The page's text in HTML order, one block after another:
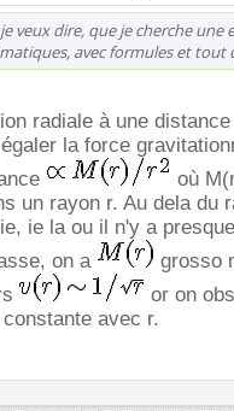
veux dire, que je cherche une
avec formules et tout
radiale à une
la force
où
un rayon r. Au dela du
ie la ou il n'y a
on a
grosso
or on
avec r.